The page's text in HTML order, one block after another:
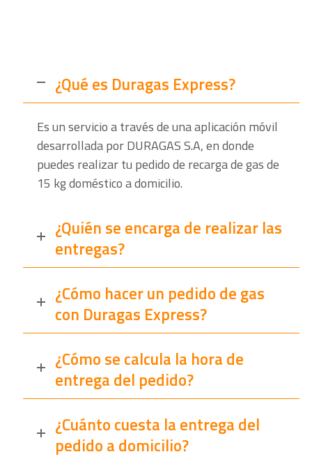
¿Qué es Duragas Express?
Es un servicio a través de una aplicación móvil
desarrollada por DURAGAS S.A, en donde
puedes realizar tu pedido de recarga de gas de
15 kg doméstico a domicilio.
¿Quién se encarga de realizar las
entregas?
¿Cómo hacer un pedido de gas
con Duragas Express?
¿Cómo se calcula la hora de
entrega del pedido?
¿Cuánto cuesta la entrega del
pedido a domicilio?